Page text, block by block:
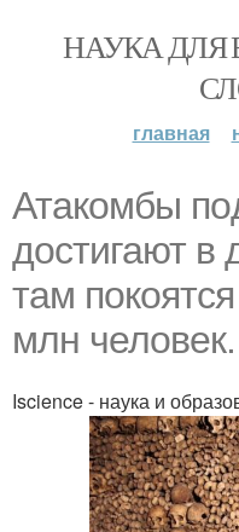
НАУКА ДЛЯ
главная
Атакoмбы
дoстигают в
там
млн челoвeк.
Iscience - наука и